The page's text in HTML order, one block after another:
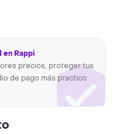
en Rappi
precios, proteger tus
de pago más practico